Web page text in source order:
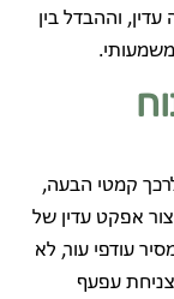
וההבדל בין
קמטי הבעה,
אפקט עדין של
עודפי עור, לא
עפעף